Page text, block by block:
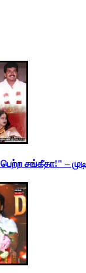
பெற்ற சங்கீதா!" –